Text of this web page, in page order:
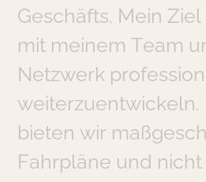
Geschäfts. Mein Ziel
mit meinem Team u
Netzwerk profession
weiterzuentwickeln.
bieten wir maßgesch
Fahrpläne und nicht